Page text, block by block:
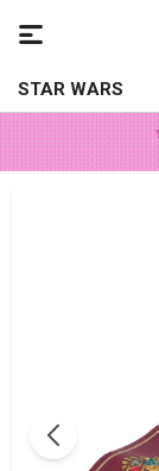
STAR WARS
